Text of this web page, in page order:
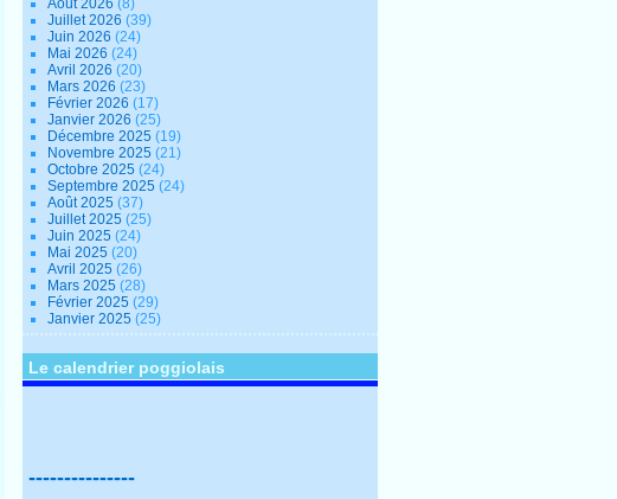
Août 2026 (8)
Juillet 2026 (39)
Juin 2026 (24)
Mai 2026 (24)
Avril 2026 (20)
Mars 2026 (23)
Février 2026 (17)
Janvier 2026 (25)
Décembre 2025 (19)
Novembre 2025 (21)
Octobre 2025 (24)
Septembre 2025 (24)
Août 2025 (37)
Juillet 2025 (25)
Juin 2025 (24)
Mai 2025 (20)
Avril 2025 (26)
Mars 2025 (28)
Février 2025 (29)
Janvier 2025 (25)
Le calendrier poggiolais
---------------